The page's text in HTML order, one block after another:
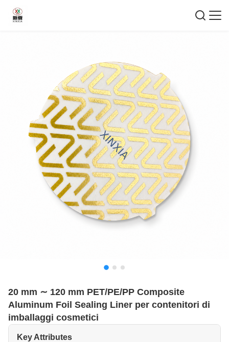
20 mm ∼ 120 mm PET/PE/PP Composite
Aluminum Foil Sealing Liner per contenitori di
imballaggi cosmetici
Key Attributes